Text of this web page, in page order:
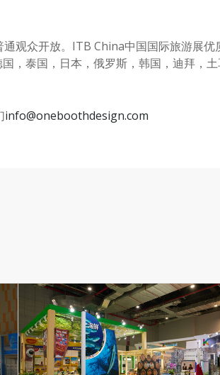
观众开放。 ITB China中国国际旅游展优
，泰国，日本，俄罗斯，韩国，迪拜，土
info@oneboothdesign.com